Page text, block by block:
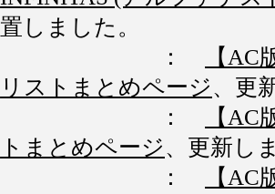
置しました。
：
【AC
リストまとめページ、更
：
【AC
トまとめページ、更新し
：
【AC